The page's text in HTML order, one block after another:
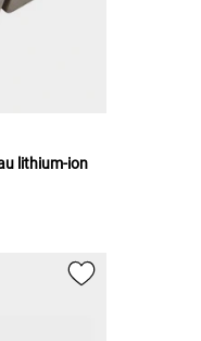
lithium-ion